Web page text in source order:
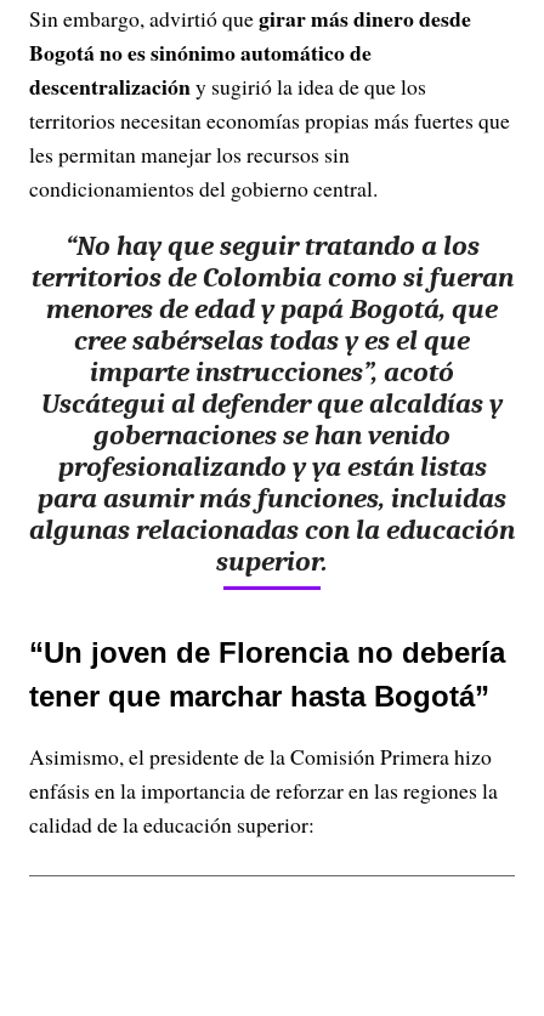
Sin embargo, advirtió quegirar más dinero desde
Bogotá no es sinónimo automático de
descentralizacióny sugirió la idea de que los
territorios necesitan economías propias más fuertes que
les permitan manejar los recursos sin
condicionamientos del gobierno central.
“No hay que seguir tratando a los
territorios de Colombia como si fueran
menores de edad y papá Bogotá, que
cree sabérselas todas y es el que
imparte instrucciones”, acotó
Uscátegui al defender que alcaldías y
gobernaciones se han venido
profesionalizando y ya están listas
para asumir más funciones, incluidas
algunas relacionadas con la educación
superior.
“Un joven de Florencia no debería
tener que marchar hasta Bogotá”
Asimismo, el presidente de la Comisión Primera hizo
enfásis en la importancia de reforzar en las regiones la
calidad de la educación superior: